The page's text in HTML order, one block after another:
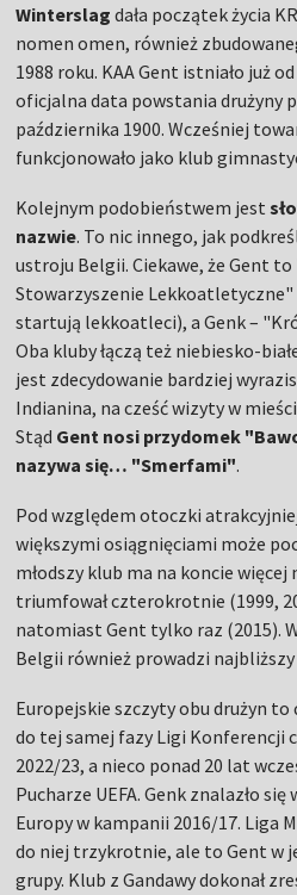
Winterslag dała początek życia
nomen omen, również
1988 roku. KAA Gent istniało już
oficjalna data powstania drużyny
października 1900. Wcześniej
funkcjonowało jako klub
Kolejnym podobieństwem jest
nazwie. To nic innego, jak
ustroju Belgii. Ciekawe, że Gent
Stowarzyszenie Lekkoatletyczne"
startują lekkoatleci), a Genk –
Oba kluby łączą też niebiesko-
jest zdecydowanie bardziej
Indianina, na cześć wizyty w
Stąd Gent nosi przydomek
nazywa się… "Smerfami".
Pod względem otoczki
większymi osiągnięciami może
młodszy klub ma na koncie
triumfował czterokrotnie (1999,
natomiast Gent tylko raz (2015).
Belgii również prowadzi najbliższy
Europejskie szczyty obu drużyn to
do tej samej fazy Ligi Konferencji
2022/23, a nieco ponad 20 lat
Pucharze UEFA. Genk znalazło
Europy w kampanii 2016/17. Liga
do niej trzykrotnie, ale to Gent w
grupy. Klub z Gandawy dokonał